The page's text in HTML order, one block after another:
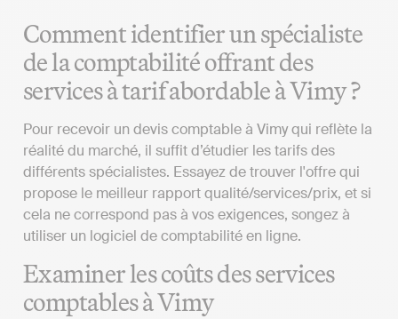
Comment identifier un spécialiste
de la comptabilité offrant des
services à tarif abordable à Vimy ?
Pour recevoir un devis comptable à Vimy qui reflète la
réalité du marché, il suffit d’étudier les tarifs des
différents spécialistes. Essayez de trouver l'offre qui
propose le meilleur rapport qualité/services/prix, et si
cela ne correspond pas à vos exigences, songez à
utiliser un logiciel de comptabilité en ligne.
Examiner les coûts des services
comptables à Vimy